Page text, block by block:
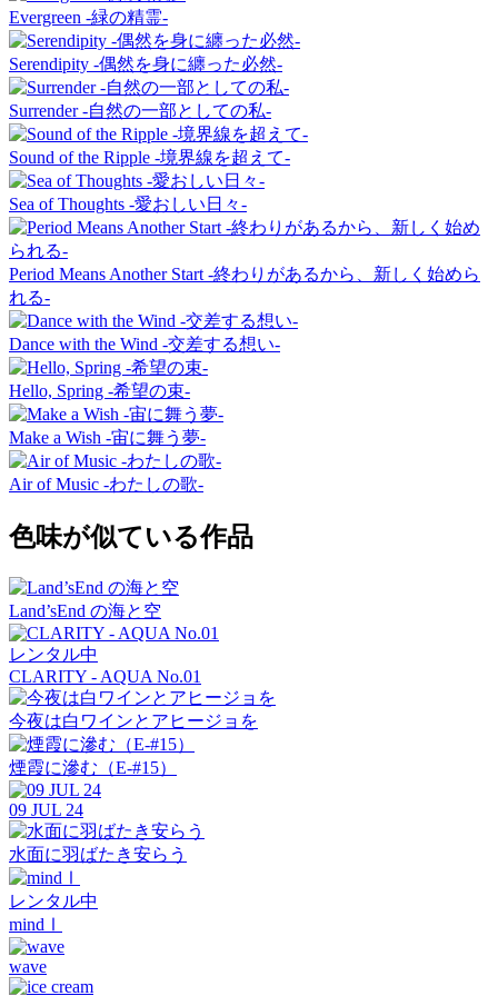
Evergreen -緑の精霊-
Serendipity -偶然を身に纏った必然-
Surrender -自然の一部としての私-
Sound of the Ripple -境界線を超えて-
Sea of Thoughts -愛おしい日々-
Period Means Another Start -終わりがあるから、新しく始めら
れる-
Dance with the Wind -交差する想い-
Hello, Spring -希望の束-
Make a Wish -宙に舞う夢-
Air of Music -わたしの歌-
色味が似ている作品
Land’sEnd の海と空
レンタル中
CLARITY - AQUA No.01
今夜は白ワインとアヒージョを
煙霞に滲む（E-#15）
09 JUL 24
水面に羽ばたき安らう
レンタル中
mindⅠ
wave